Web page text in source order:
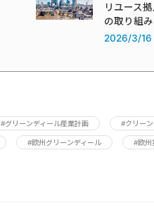
リユース
の取り組
2026/3/16
#グリーンディール産業計画 #クリー
#欧州グリーンディール #欧州